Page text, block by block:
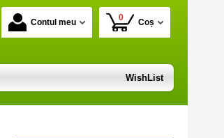
Contul meu 0 Coș
WishList